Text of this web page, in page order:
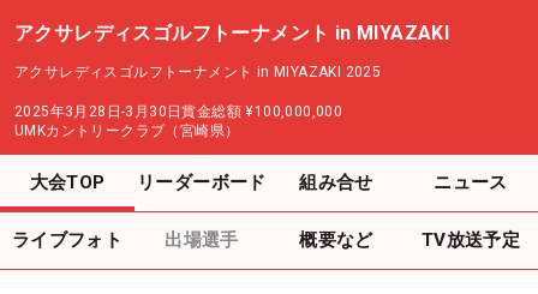
アクサレディスゴルフトーナメント in MIYAZAKI
アクサレディスゴルフトーナメント in MIYAZAKI 2025
2025年3月28日-3月30日賞金総額 ¥100,000,000
UMKカントリークラブ（宮崎県）
大会TOP リーダーボード 組み合せ ニュース
ライブフォト 出場選手 概要など TV放送予定